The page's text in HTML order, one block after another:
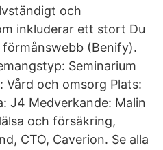
och
inkluderar ett stort Du
(Benify).
Seminarium
Vård och omsorg Plats:
J4 Medverkande: Malin
och försäkring,
CTO, Caverion. Se alla